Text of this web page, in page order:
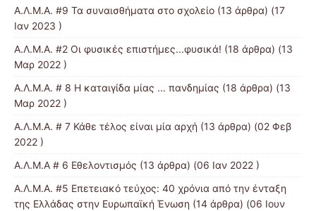
Α.Λ.Μ.Α. #9 Τα συναισθήματα στο σχολείο (13 άρθρα) (17
Ιαν 2023 )
Α.Λ.Μ.Α. #2 Οι φυσικές επιστήμες...φυσικά! (18 άρθρα) (13
Μαρ 2022 )
Α.Λ.Μ.Α. # 8 Η καταιγίδα μίας ... πανδημίας (18 άρθρα) (13
Μαρ 2022 )
Α.Λ.Μ.Α. # 7 Κάθε τέλος είναι μία αρχή (13 άρθρα) (02 Φεβ
2022 )
Α.Λ.Μ.Α # 6 Εθελοντισμός (13 άρθρα) (06 Ιαν 2022 )
Α.Λ.Μ.Α. #5 Επετειακό τεύχος: 40 χρόνια από την ένταξη
της Ελλάδας στην Ευρωπαϊκή Ένωση (14 άρθρα) (06 Ιουν